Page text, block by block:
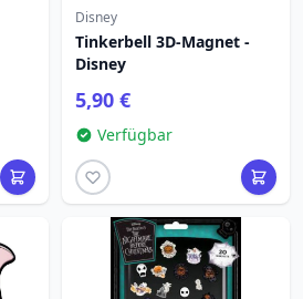
Disney
Tinkerbell 3D-Magnet -
Disney
5,90 €
Verfügbar